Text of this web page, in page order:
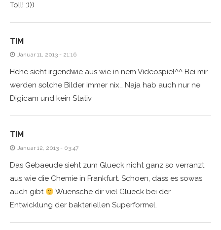
Toll! :)))
TIM
Januar 11, 2013 - 21:16
Hehe sieht irgendwie aus wie in nem Videospiel^^ Bei mir
werden solche Bilder immer nix… Naja hab auch nur ne
Digicam und kein Stativ
TIM
Januar 12, 2013 - 03:47
Das Gebaeude sieht zum Glueck nicht ganz so verranzt
aus wie die Chemie in Frankfurt. Schoen, dass es sowas
auch gibt
Wuensche dir viel Glueck bei der
Entwicklung der bakteriellen Superformel.